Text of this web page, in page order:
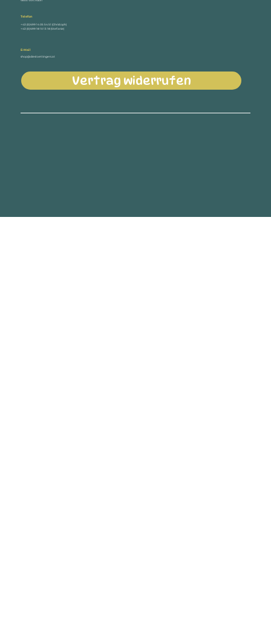
Telefon
+43 (0) 699 14 05 54 51 (Christoph)
+43 (0) 699 18 10 13 18 (Stefanie)
E-Mail
shop@diestoettingers.at
Vertrag widerrufen